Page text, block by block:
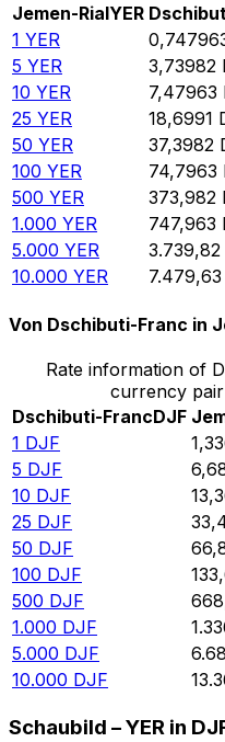
Jemen-RialYER
1 YER
5 YER 3,73982
10 YER 7,47963
25 YER 18,6991
50 YER 37,3982
100 YER 74,7963
500 YER 373,982
1.000 YER 747,963
5.000 YER 3.739,82
10.000 YER 7.479,63
Von Dschibuti-Franc in
Rate information of
currency pair
Dschibuti-FrancDJF
1 DJF
5 DJF
10 DJF
25 DJF
50 DJF
100 DJF
500 DJF
1.000 DJF
5.000 DJF
10.000 DJF
Schaubild – YER in